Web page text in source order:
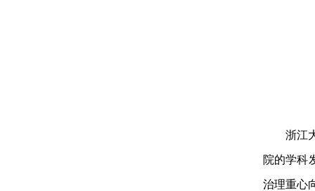
浙江
院的学科
治理重心